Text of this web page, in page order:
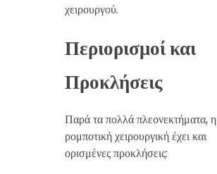
χειρουργού.
Περιορισμοί και
Προκλήσεις
Παρά τα πολλά πλεονεκτήματα, η
ρομποτική χειρουργική έχει και
ορισμένες προκλήσεις: